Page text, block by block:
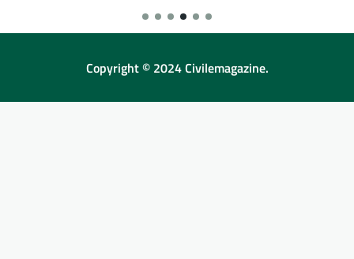
Copyright © 2024 Civilemagazine.